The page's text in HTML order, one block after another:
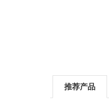
推荐产品